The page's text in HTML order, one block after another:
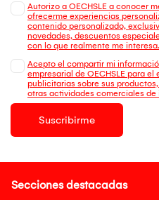
Autorizo a OECHSLE a conocer
ofrecerme experiencias
contenido personalizado,
novedades, descuentos
con lo que realmente me interesa.
Acepto el compartir mi
empresarial de OECHSLE para
publicitarias sobre sus
otras actividades comerciales de
Suscribirme
Secciones destacadas